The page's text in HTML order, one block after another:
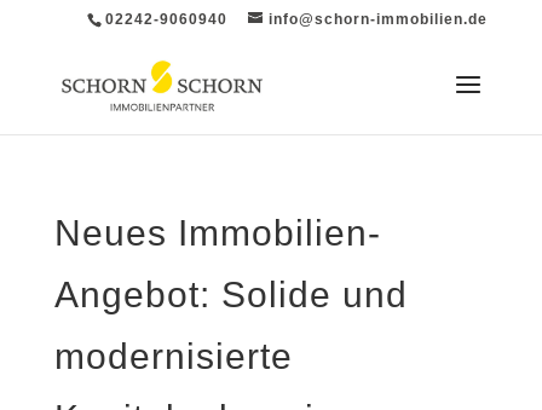
02242-9060940 info@schorn-immobilien.de
Neues Immobilien-
Angebot: Solide und
modernisierte